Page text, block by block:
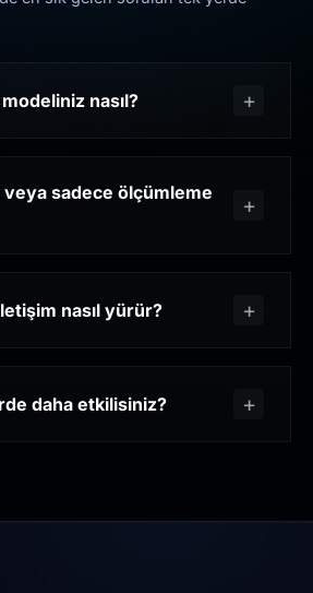
nasıl?
sadece ölçümleme
nasıl yürür?
daha etkilisiniz?